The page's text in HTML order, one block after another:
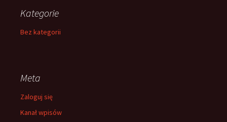
Kategorie
Bez kategorii
Meta
Zaloguj się
Kanał wpisów